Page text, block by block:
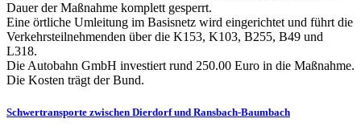
Dauer der Maßnahme komplett gesperrt.
Eine örtliche Umleitung im Basisnetz wird eingerichtet und führt die
Verkehrsteilnehmenden über die K153, K103, B255, B49 und
L318.
Die Autobahn GmbH investiert rund 250.00 Euro in die Maßnahme.
Die Kosten trägt der Bund.
Schwertransporte zwischen Dierdorf und Ransbach-Baumbach